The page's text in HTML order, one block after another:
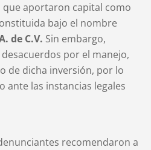
que aportaron capital como
bajo el nombre
de C.V. Sin embargo,
por el manejo,
de dicha inversión, por lo
ante las instancias legales
recomendaron a